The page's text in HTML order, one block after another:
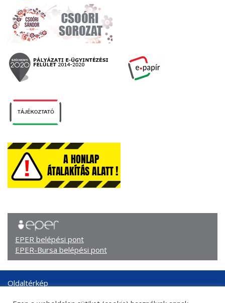
EPER belépési pont
EPER-Bursa belépési pont
Oldaltérkép